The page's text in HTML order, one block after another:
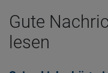
Gute
lesen